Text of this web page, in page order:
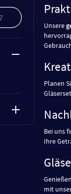
Unsere
Planen
Bei uns
Ihre
mit